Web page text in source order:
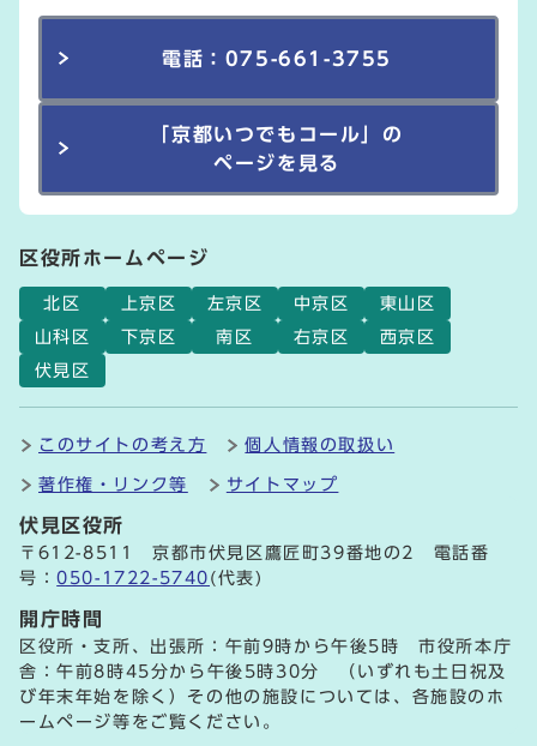
電話：075-661-3755
「京都いつでもコール」の
ページを見る
区役所ホームページ
北区 上京区 左京区 中京区
東山区
山科区
下京区 南区 右京区
西京区
伏見区
このサイトの考え方 個人情報の取扱い
著作権・リンク等 サイトマップ
伏見区役所
〒612-8511 京都市伏見区鷹匠町39番地の2 電話番
号：050-1722-5740 (代表)
開庁時間
区役所・支所、出張所：午前9時から午後5時 市役所本庁
舎：午前8時45分から午後5時30分 （いずれも土日祝及
び年末年始を除く）その他の施設については、各施設のホ
ームページ等をご覧ください。